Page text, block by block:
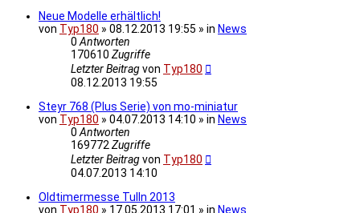
Neue Modelle erhältlich!
von Typ180 » 08.12.2013 19:55 » in News
0Antworten
170610 Zugriffe
Letzter Beitragvon Typ180
08.12.2013 19:55
Steyr 768 (Plus Serie) von mo-miniatur
von Typ180 » 04.07.2013 14:10 » in News
0Antworten
169772Zugriffe
Letzter Beitragvon Typ180
04.07.2013 14:10
Oldtimermesse Tulln 2013
von Typ180 » 17.05.2013 17:01 » in News